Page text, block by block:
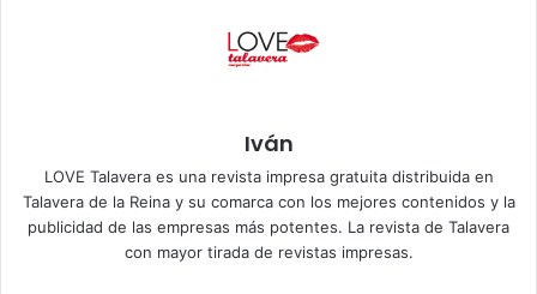
Iván
LOVE Talavera es una revista impresa gratuita distribuida en
Talavera de la Reina y su comarca con los mejores contenidos y la
publicidad de las empresas más potentes. La revista de Talavera
con mayor tirada de revistas impresas.